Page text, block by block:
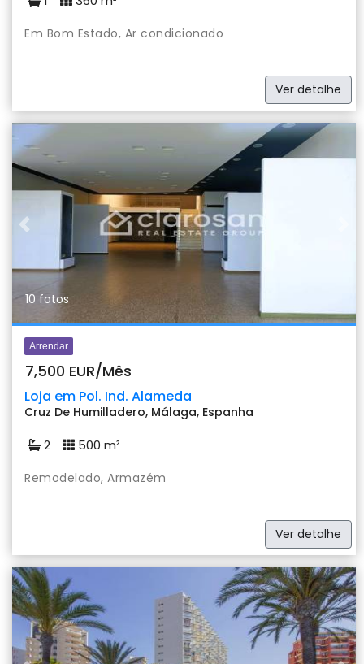
Em Bom Estado, Ar condicionado
Ver detalhe
Previous
10 fotos
Arrendar
7,500 EUR/Mês
Loja em Pol. Ind. Alameda
Cruz De Humilladero, Málaga, Espanha
2 500 m²
Remodelado, Armazém
Ver detalhe